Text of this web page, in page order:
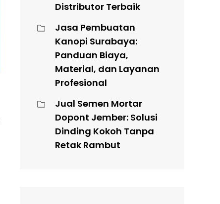
Distributor Terbaik
Jasa Pembuatan
Kanopi Surabaya:
Panduan Biaya,
Material, dan Layanan
Profesional
Jual Semen Mortar
Dopont Jember: Solusi
Dinding Kokoh Tanpa
Retak Rambut